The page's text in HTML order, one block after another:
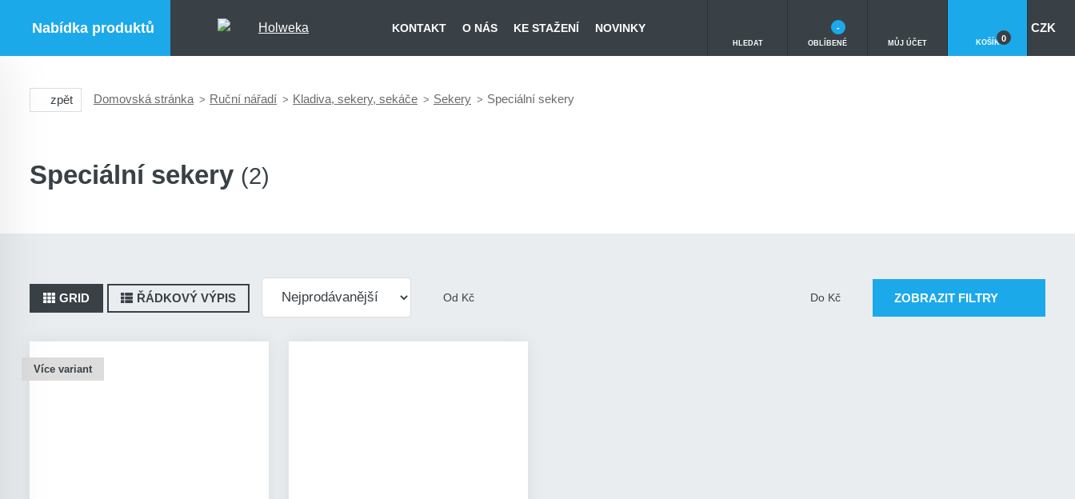
Nabídka produktů KONTAKT O NÁS KE STAŽENÍ NOVINKY
HLEDAT OBLÍBENÉ
-
MŮJ ÚČET KOŠÍK 0
CZK
zpět Domovská stránka Ruční nářadí Kladiva, sekery, sekáče Sekery Speciální sekery
Speciální sekery (2)
GRID ŘÁDKOVÝ VÝPIS Od Kč Do Kč ZOBRAZIT FILTRY
Více variant